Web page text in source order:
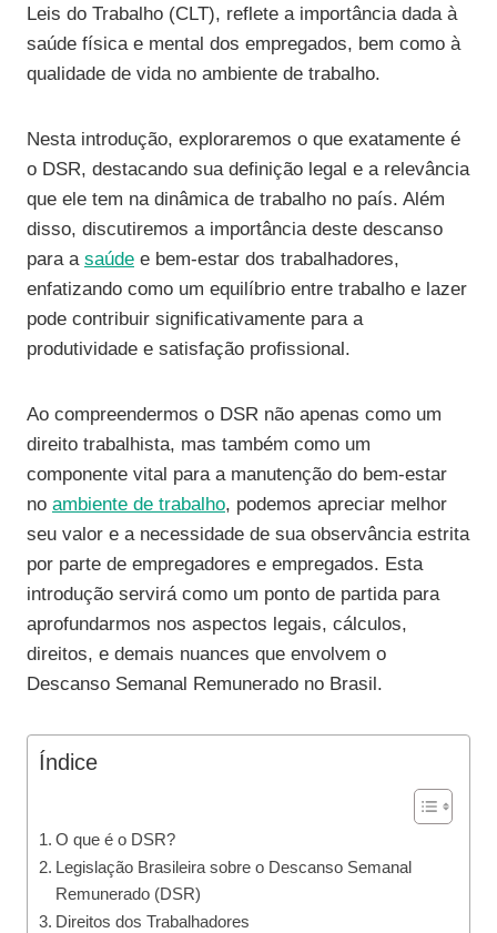
Leis do Trabalho (CLT), reflete a importância dada à
saúde física e mental dos empregados, bem como à
qualidade de vida no ambiente de trabalho.
Nesta introdução, exploraremos o que exatamente é
o DSR, destacando sua definição legal e a relevância
que ele tem na dinâmica de trabalho no país. Além
disso, discutiremos a importância deste descanso
para a saúde e bem-estar dos trabalhadores,
enfatizando como um equilíbrio entre trabalho e lazer
pode contribuir significativamente para a
produtividade e satisfação profissional.
Ao compreendermos o DSR não apenas como um
direito trabalhista, mas também como um
componente vital para a manutenção do bem-estar
no ambiente de trabalho, podemos apreciar melhor
seu valor e a necessidade de sua observância estrita
por parte de empregadores e empregados. Esta
introdução servirá como um ponto de partida para
aprofundarmos nos aspectos legais, cálculos,
direitos, e demais nuances que envolvem o
Descanso Semanal Remunerado no Brasil.
Índice
O que é o DSR?
Legislação Brasileira sobre o Descanso Semanal
Remunerado (DSR)
Direitos dos Trabalhadores